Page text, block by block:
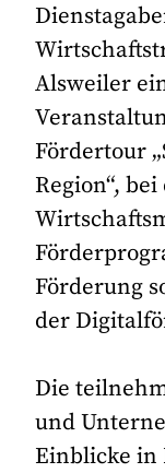
Alsweiler
Fördertour
Region“,
Förderung
der
Die
und
Einblicke